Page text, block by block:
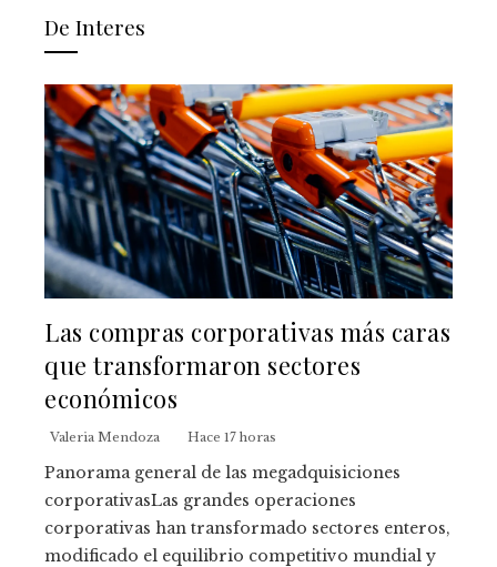
De Interes
Las compras corporativas más caras
que transformaron sectores
económicos
Valeria Mendoza Hace 17 horas
Panorama general de las megadquisiciones
corporativasLas grandes operaciones
corporativas han transformado sectores enteros,
modificado el equilibrio competitivo mundial y